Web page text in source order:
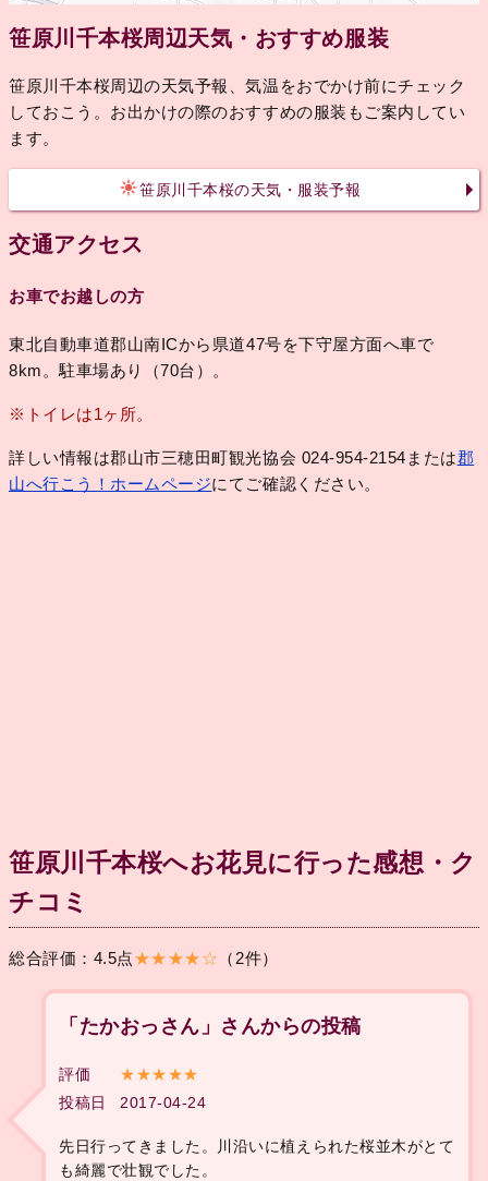
笹原川千本桜周辺天気・おすすめ服装
笹原川千本桜周辺の天気予報、気温をおでかけ前にチェック
しておこう。お出かけの際のおすすめの服装もご案内してい
ます。
笹原川千本桜の天気・服装予報
交通アクセス
お車でお越しの方
東北自動車道郡山南ICから県道47号を下守屋方面へ車で
8km。駐車場あり（70台）。
※トイレは1ヶ所。
詳しい情報は郡山市三穂田町観光協会 024-954-2154または郡
山へ行こう！ホームページにてご確認ください。
笹原川千本桜へお花見に行った感想・ク
チコミ
総合評価：4.5点★★★★☆ （2件）
「たかおっさん」さんからの投稿
評価
★★★★★
投稿日
2017-04-24
先日行ってきました。川沿いに植えられた桜並木がとて
も綺麗で壮観でした。